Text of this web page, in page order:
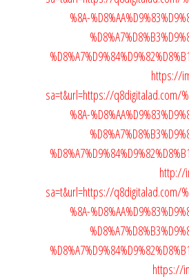
%8A-
https://
sa=t&url=https://q8digitalad.com/
%8A-
http://
sa=t&url=https://q8digitalad.com/
%8A-
https://